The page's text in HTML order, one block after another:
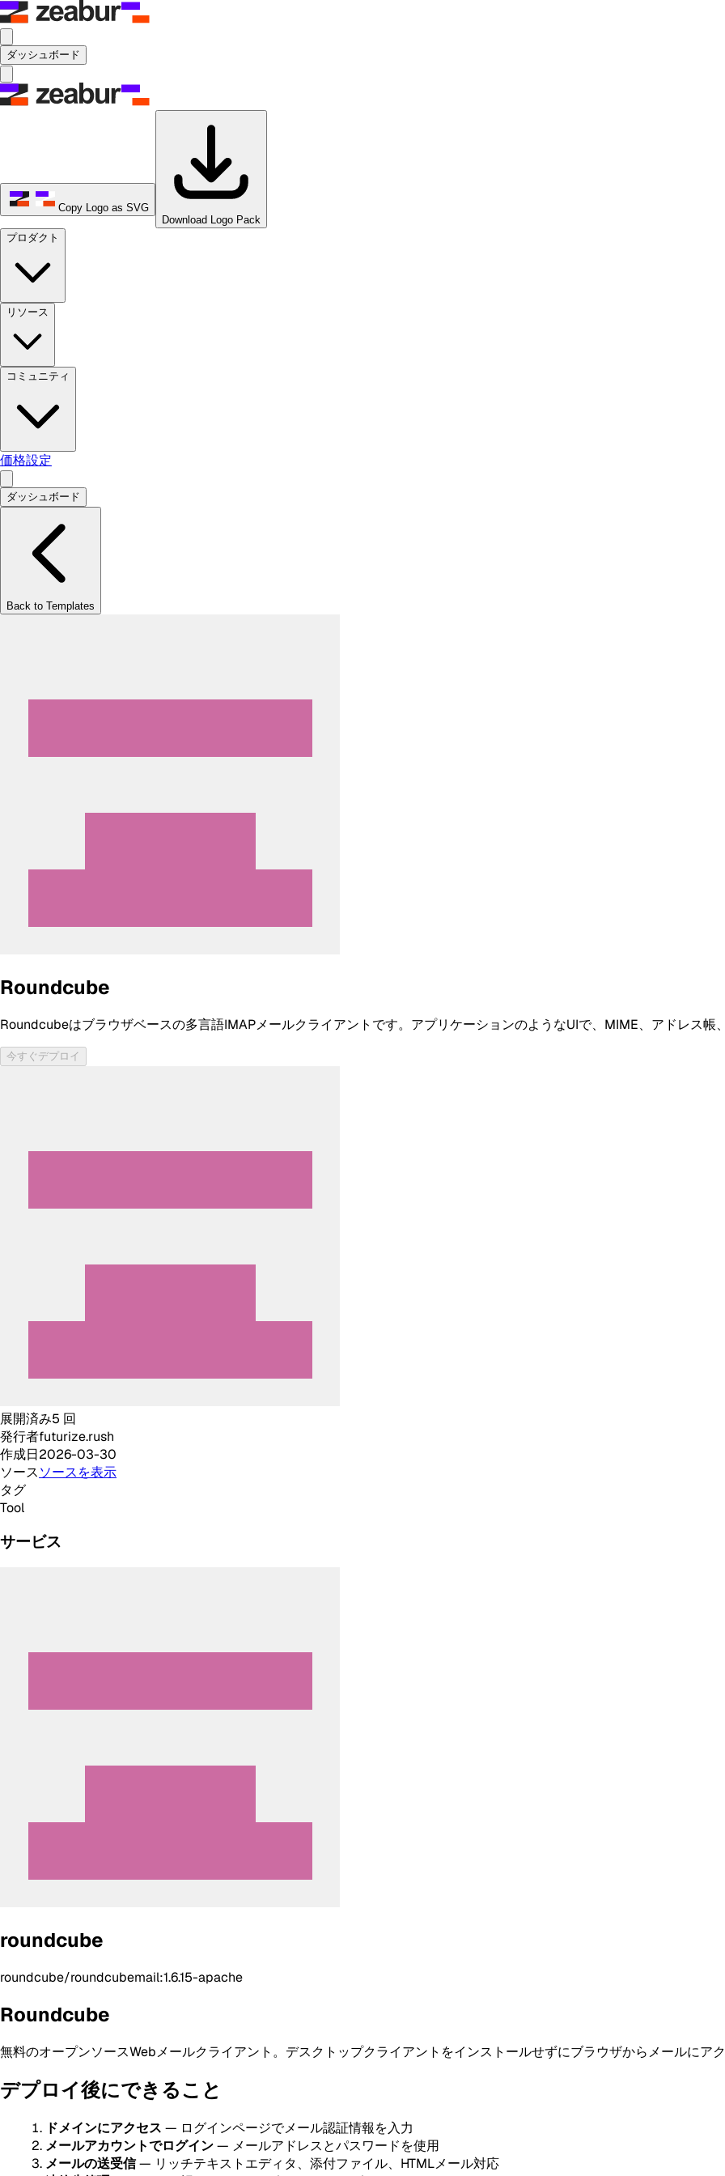
ダッシュボード
Copy Logo as SVG
Download Logo Pack
プロダクト
リソース
コミュニティ
価格設定
ダッシュボード
Back to Templates
Roundcube
Roundcubeはブラウザベースの多言語IMAPメールクライアントです。アプリケーションのようなUIで、MIME、アドレス
今すぐデプロイ
展開済み5 回
発行者futurize.rush
作成日2026-03-30
ソースソースを表示
タグ
Tool
サービス
roundcube
roundcube/roundcubemail:1.6.15-apache
Roundcube
無料のオープンソースWebメールクライアント。デスクトップクライアントをインストールせずにブラウザからメールにア
デプロイ後にできること
ドメインにアクセス — ログインページでメール認証情報を入力
メールアカウントでログイン— メールアドレスとパスワードを使用
メールの送受信— リッチテキストエディタ、添付ファイル、HTMLメール対応